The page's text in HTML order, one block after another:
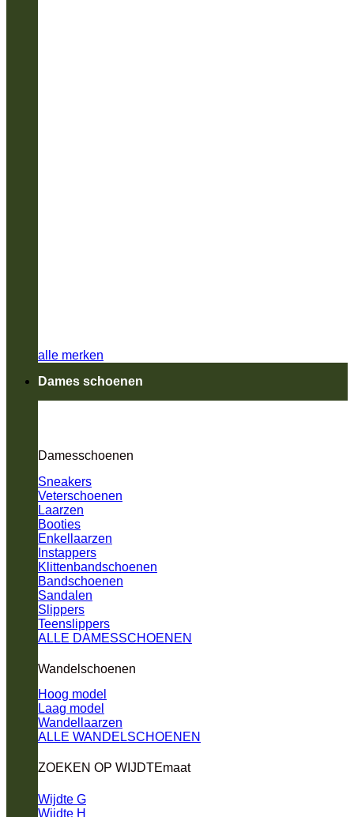
alle merken
Dames schoenen
Damesschoenen
Sneakers
Veterschoenen
Laarzen
Booties
Enkellaarzen
Instappers
Klittenbandschoenen
Bandschoenen
Sandalen
Slippers
Teenslippers
ALLE DAMESSCHOENEN
Wandelschoenen
Hoog model
Laag model
Wandellaarzen
ALLE WANDELSCHOENEN
ZOEKEN OP WIJDTEmaat
Wijdte G
Wijdte H